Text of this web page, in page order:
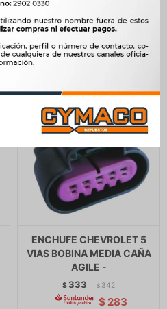
ENCHUFE CHEVROLET 5
VIAS BOBINA MEDIA CAÑA
AGILE -
$ 333 $ 342
$ 283